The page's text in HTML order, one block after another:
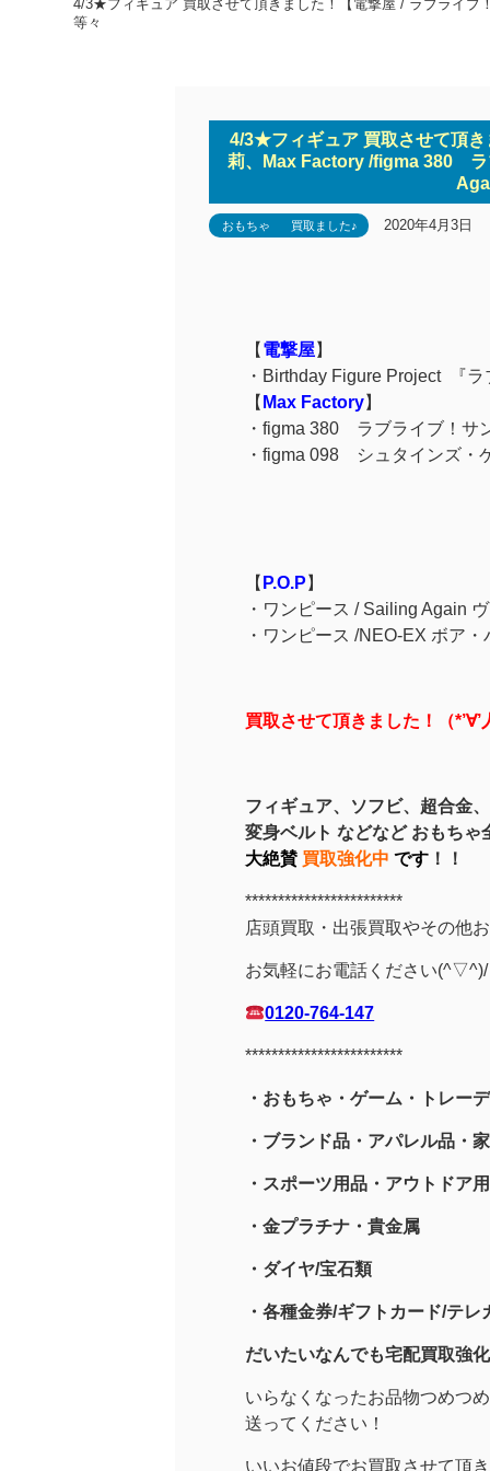
4/3★フィギュア 買取させて頂きました！【電撃屋 / ラブライ
等々
4/3★フィギュア 買取させて頂き
莉、Max Factory /figma 380 ラ
おもちゃ 買取ました♪ 2020年4月3日
【 電撃屋】
・Birthday Figure Project 『
【 Max Factory】
・ figma 380 ラブライブ！サ
・ figma 098 シュタインズ・
【 P.O.P 】
・ワンピース / Sailing Again
・ワンピース /NEO-EX ボア・
買取させて頂きました！（*’∀’
フィギュア、
ソフビ、超合金
変身ベルト などなど おもちゃ
大絶賛 買取強化中 です ！！
************************
店頭買取・出張買取やその他
お気軽にお電話ください(^▽^)/
0120-764-147
************************
・おもちゃ・ゲーム・トレー
・ブランド品・アパレル品・
・スポーツ用品 ・アウトドア
・金プラチナ・貴金属
・ ダイヤ/宝石類
・各種金券/ギフトカード/テレ
だいたいなんでも宅配買取強
いらなくなったお品物つめつ
送ってください！
いいお値段でお買取させて頂